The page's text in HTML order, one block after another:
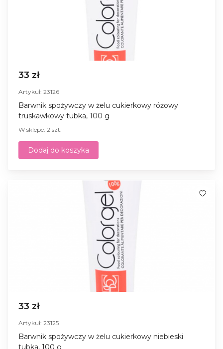
33 zł
Artykuł: 23126
Barwnik spożywczy w żelu cukierkowy różowy
truskawkowy tubka, 100 g
W sklepe: 2 szt.
Dodaj do koszyka
33 zł
Artykuł: 23125
Barwnik spożywczy w żelu cukierkowy niebieski
tubka, 100 g